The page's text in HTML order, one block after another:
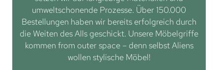
umweltschonende Prozesse. Über 150.000
Bestellungen haben wir bereits erfolgreich durch
die Weiten des Alls geschickt. Unsere Möbelgriffe
kommen from outer space – denn selbst Aliens
wollen stylische Möbel!